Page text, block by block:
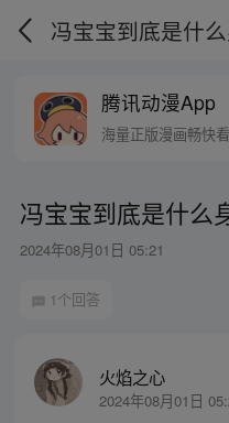
冯宝宝到底是什
腾讯动漫App
海量正版漫画畅快看
冯宝宝到底是什么
2024年08月01日 05:21
1个回答
火焰之心
2024年08月01日